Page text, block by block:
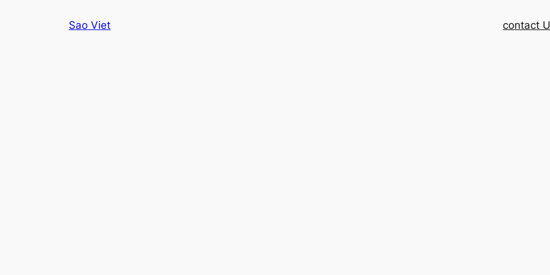
Sao Viet contact